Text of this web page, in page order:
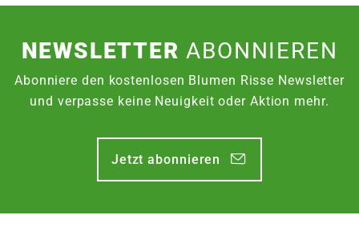
NEWSLETTERABONNIEREN
Abonniere den kostenlosen Blumen Risse Newsletter
und verpasse keine Neuigkeit oder Aktion mehr.
Jetzt abonnieren